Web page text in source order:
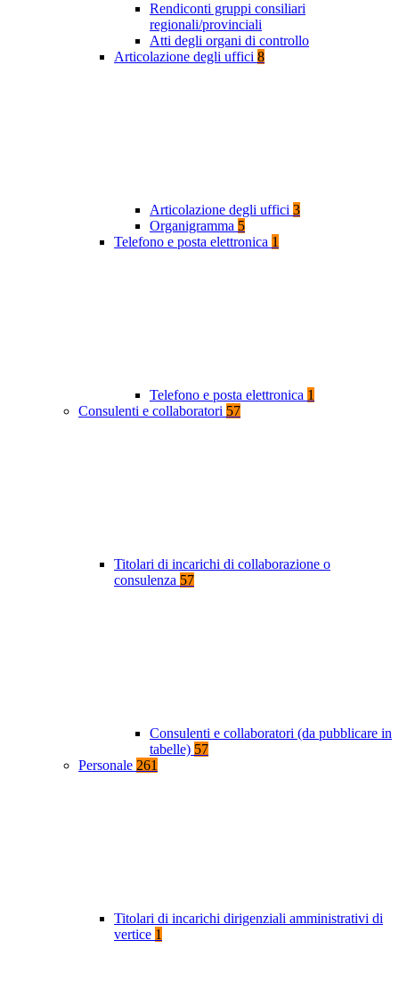
Rendiconti gruppi consiliari
regionali/provinciali
Atti degli organi di controllo
Articolazione degli uffici 8
Articolazione degli uffici 3
Organigramma 5
Telefono e posta elettronica 1
Telefono e posta elettronica 1
Consulenti e collaboratori 57
Titolari di incarichi di collaborazione o
consulenza 57
Consulenti e collaboratori (da pubblicare in
tabelle) 57
Personale 261
Titolari di incarichi dirigenziali amministrativi di
vertice 1